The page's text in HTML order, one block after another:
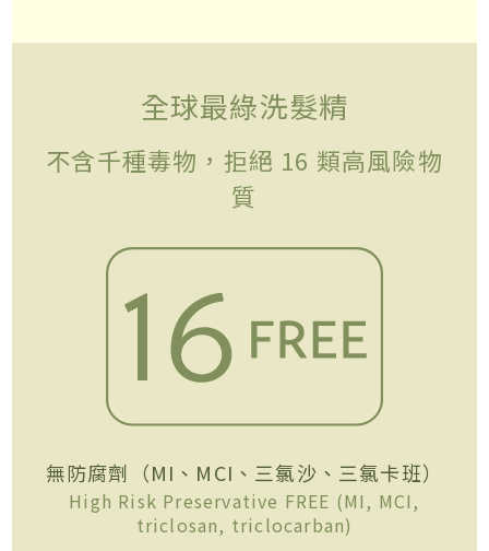
全球最綠洗髮精
不含千種毒物，拒絕 16 類高風險物
質
無防腐劑（MI、MCI、三氯沙、三氯卡班）
High Risk Preservative FREE (MI, MCI,
triclosan, triclocarban)